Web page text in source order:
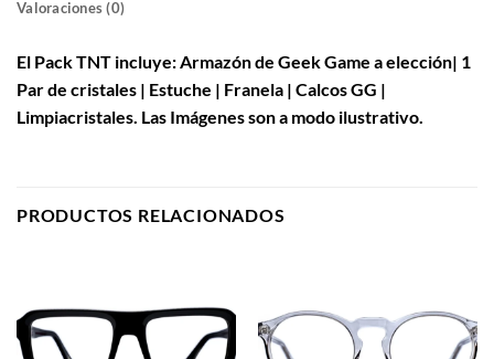
Valoraciones (0)
El Pack TNT incluye: Armazón de Geek Game a elección| 1
Par de cristales | Estuche | Franela | Calcos GG |
Limpiacristales. Las Imágenes son a modo ilustrativo.
PRODUCTOS RELACIONADOS